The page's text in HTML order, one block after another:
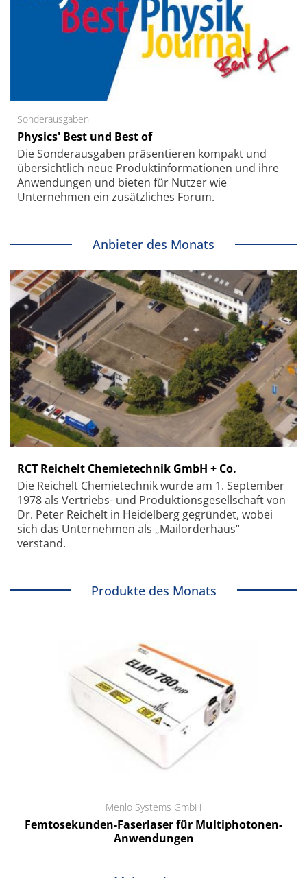
Sonderausgaben
Physics' Best und Best of
Die Sonder­ausgaben präsentieren kompakt und
übersichtlich neue Produkt­informationen und ihre
Anwendungen und bieten für Nutzer wie
Unternehmen ein zusätzliches Forum.
Anbieter des Monats
RCT Reichelt Chemietechnik GmbH + Co.
Die Reichelt Chemietechnik wurde am 1. September
1978 als Vertriebs- und Produktionsgesellschaft von
Dr. Peter Reichelt in Heidelberg gegründet, wobei
sich das Unternehmen als „Mailorderhaus“
verstand.
Produkte des Monats
Menlo Systems GmbH
Femtosekunden-Faserlaser für Multiphotonen-
Anwendungen